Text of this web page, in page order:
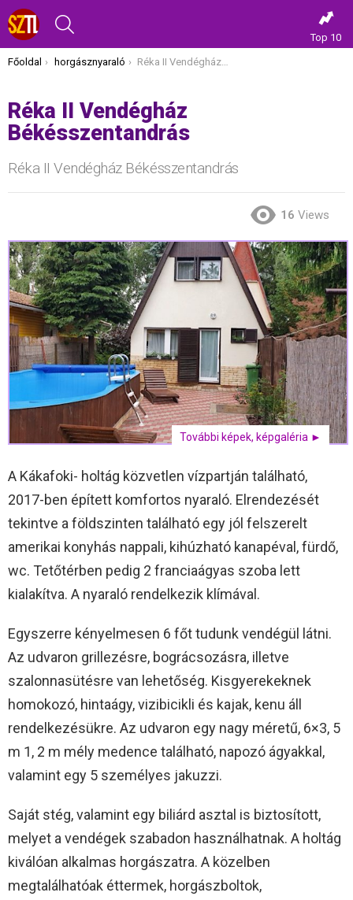
Top 10
Itt vagy most:
Főoldal horgásznyaraló Réka II Vendégház Békésszentandrás
Réka II Vendégház
Békésszentandrás
Réka II Vendégház Békésszentandrás
16 Views
További képek, képgaléria ►
A Kákafoki- holtág közvetlen vízpartján található,
2017-ben épített komfortos nyaraló. Elrendezését
tekintve a földszinten található egy jól felszerelt
amerikai konyhás nappali, kihúzható kanapéval, fürdő,
wc. Tetőtérben pedig 2 franciaágyas szoba lett
kialakítva. A nyaraló rendelkezik klímával.
Egyszerre kényelmesen 6 főt tudunk vendégül látni.
Az udvaron grillezésre, bográcsozásra, illetve
szalonnasütésre van lehetőség. Kisgyerekeknek
homokozó, hintaágy, vizibicikli és kajak, kenu áll
rendelkezésükre. Az udvaron egy nagy méretű, 6×3, 5
m 1, 2 m mély medence található, napozó ágyakkal,
valamint egy 5 személyes jakuzzi.
Saját stég, valamint egy biliárd asztal is biztosított,
melyet a vendégek szabadon használhatnak. A holtág
kiválóan alkalmas horgászatra. A közelben
megtalálhatóak éttermek, horgászboltok,